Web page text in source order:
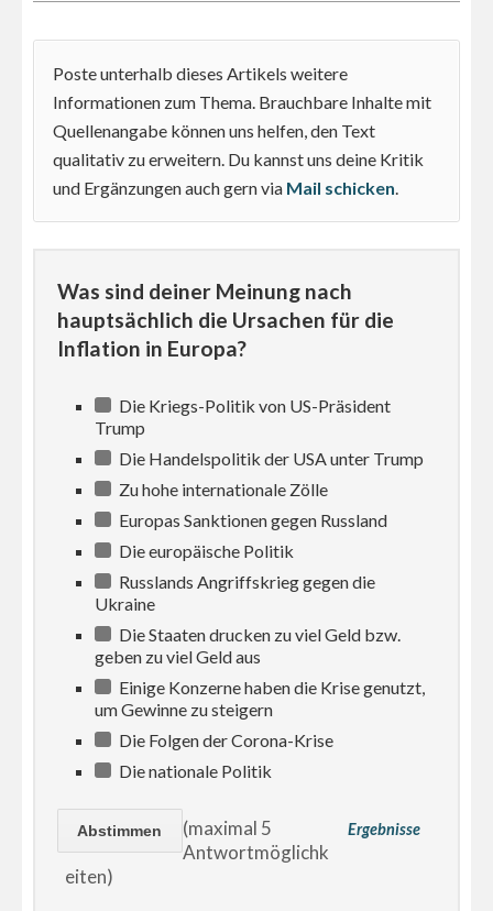
Poste unterhalb dieses Artikels weitere
Informationen zum Thema. Brauchbare Inhalte mit
Quellenangabe können uns helfen, den Text
qualitativ zu erweitern. Du kannst uns deine Kritik
und Ergänzungen auch gern via Mail schicken.
Was sind deiner Meinung nach
hauptsächlich die Ursachen für die
Inflation in Europa?
Die Kriegs-Politik von US-Präsident
Trump
Die Handelspolitik der USA unter Trump
Zu hohe internationale Zölle
Europas Sanktionen gegen Russland
Die europäische Politik
Russlands Angriffskrieg gegen die
Ukraine
Die Staaten drucken zu viel Geld bzw.
geben zu viel Geld aus
Einige Konzerne haben die Krise genutzt,
um Gewinne zu steigern
Die Folgen der Corona-Krise
Die nationale Politik
Ergebnisse
(maximal 5
Antwortmöglichk
eiten)